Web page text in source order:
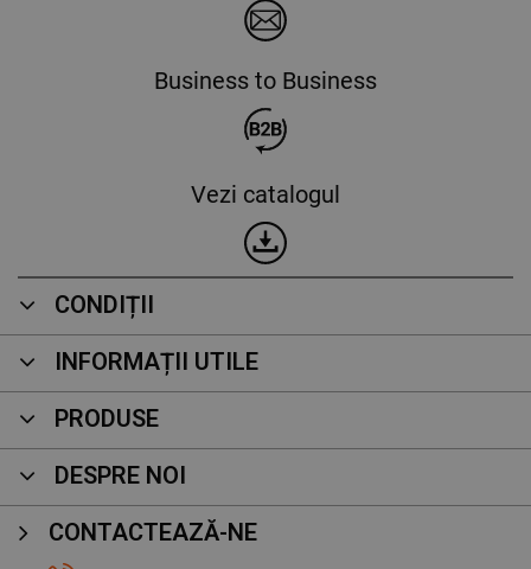
Business to Business
Vezi catalogul
CONDIȚII
INFORMAȚII UTILE
PRODUSE
DESPRE NOI
CONTACTEAZĂ-NE